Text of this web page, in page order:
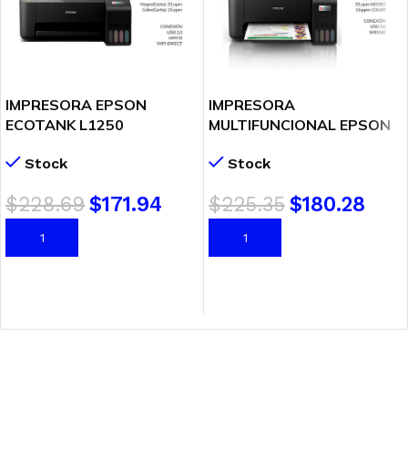
IMPRESORA EPSON
ECOTANK L1250
Stock
$228.69$171.94
AÑADIR AL CARRITO
IMPRESORA
MULTIFUNCIONAL EPSON
(C11CJ68301) IMPRIME –
Stock
$225.35$180.28
AÑADIR AL CARRITO